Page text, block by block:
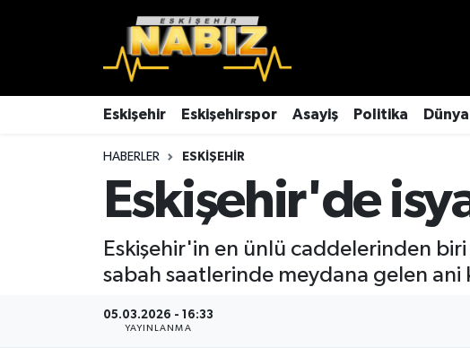
Eskişehir Eskişehirspor Asayiş Politika Dünya
HABERLER ESKIŞEHIR
Eskişehir'de
Eskişehir'in en ünlü caddelerinden
sabah saatlerinde meydana gelen ani
05.03.2026 - 16:33
YAYINLANMA
Ekonomi
Eskişehir Hava Durumu
Eskişehir Trafik Yoğunluk Haritası
TFF 3.Lig 4.Grup Puan Durumu ve Fikstür
Tüm Manşetler
Son Dakika Haberleri